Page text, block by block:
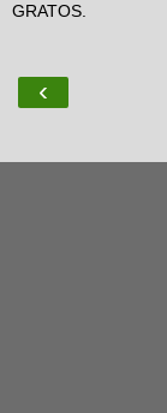
GRATOS.
‹